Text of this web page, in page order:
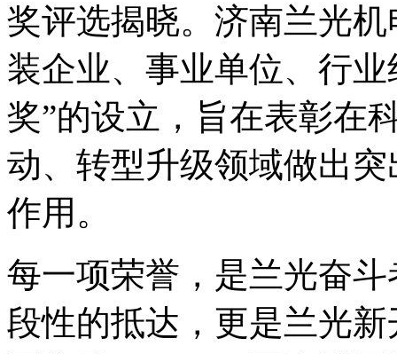
奖评选揭晓。济南兰光
装企业、事业单位、行
奖”的设立，旨在表彰在
动、转型升级领域做出
作用。
每一项荣誉，是兰光奋
段性的抵达，更是兰光